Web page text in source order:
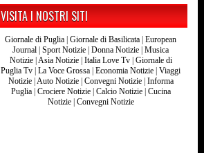
VISITA I NOSTRI SITI
Giornale di Puglia | Giornale di Basilicata | European
Journal | Sport Notizie | Donna Notizie | Musica
Notizie|Asia Notizie| Italia Love Tv| Giornale di
Puglia Tv | La Voce Grossa | Economia Notizie | Viaggi
Notizie|Auto Notizie| Convegni Notizie| Informa
Puglia| Crociere Notizie| Calcio Notizie| Cucina
Notizie| Convegni Notizie